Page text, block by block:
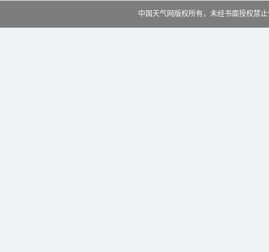
中国天气网版权所有，未经书面授权